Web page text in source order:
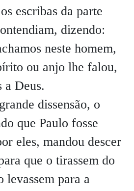
escribas da parte
dizendo:
neste homem,
ou anjo lhe falou,
a Deus.
dissensão, o
que Paulo fosse
eles, mandou descer
que o tirassem do
levassem para a